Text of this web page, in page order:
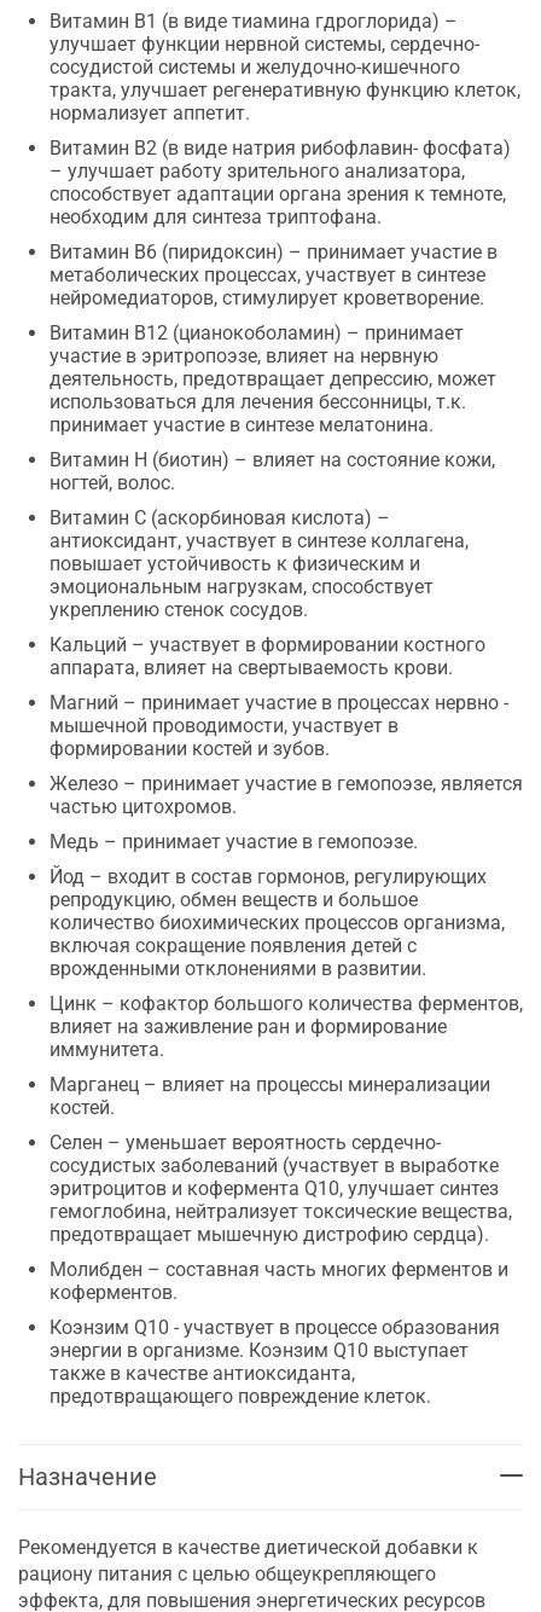
Витамин В1 (в виде тиамина гдроглорида) –
улучшает функции нервной системы, сердечно-
сосудистой системы и желудочно-кишечного
тракта, улучшает регенеративную функцию клеток,
нормализует аппетит.
Витамин В2 (в виде натрия рибофлавин- фосфата)
– улучшает работу зрительного анализатора,
способствует адаптации органа зрения к темноте,
необходим для синтеза триптофана.
Витамин В6 (пиридоксин) – принимает участие в
метаболических процессах, участвует в синтезе
нейромедиаторов, стимулирует кроветворение.
Витамин В12 (цианокоболамин) – принимает
участие в эритропоэзе, влияет на нервную
деятельность, предотвращает депрессию, может
использоваться для лечения бессонницы, т.к.
принимает участие в синтезе мелатонина.
Витамин Н (биотин) – влияет на состояние кожи,
ногтей, волос.
Витамин С (аскорбиновая кислота) –
антиоксидант, участвует в синтезе коллагена,
повышает устойчивость к физическим и
эмоциональным нагрузкам, способствует
укреплению стенок сосудов.
Кальций – участвует в формировании костного
аппарата, влияет на свертываемость крови.
Магний – принимает участие в процессах нервно -
мышечной проводимости, участвует в
формировании костей и зубов.
Железо – принимает участие в гемопоэзе, является
частью цитохромов.
Медь – принимает участие в гемопоэзе.
Йод – входит в состав гормонов, регулирующих
репродукцию, обмен веществ и большое
количество биохимических процессов организма,
включая сокращение появления детей с
врожденными отклонениями в развитии.
Цинк – кофактор большого количества ферментов,
влияет на заживление ран и формирование
иммунитета.
Марганец – влияет на процессы минерализации
костей.
Селен – уменьшает вероятность сердечно-
сосудистых заболеваний (участвует в выработке
эритроцитов и кофермента Q10, улучшает синтез
гемоглобина, нейтрализует токсические вещества,
предотвращает мышечную дистрофию сердца).
Молибден – составная часть многих ферментов и
коферментов.
Коэнзим Q10 - участвует в процессе образования
энергии в организме. Коэнзим Q10 выступает
также в качестве антиоксиданта,
предотвращающего повреждение клеток.
Назначение
Рекомендуется в качестве диетической добавки к
рациону питания с целью общеукрепляющего
эффекта, для повышения энергетических ресурсов